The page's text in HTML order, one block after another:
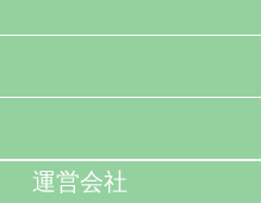
運営会社